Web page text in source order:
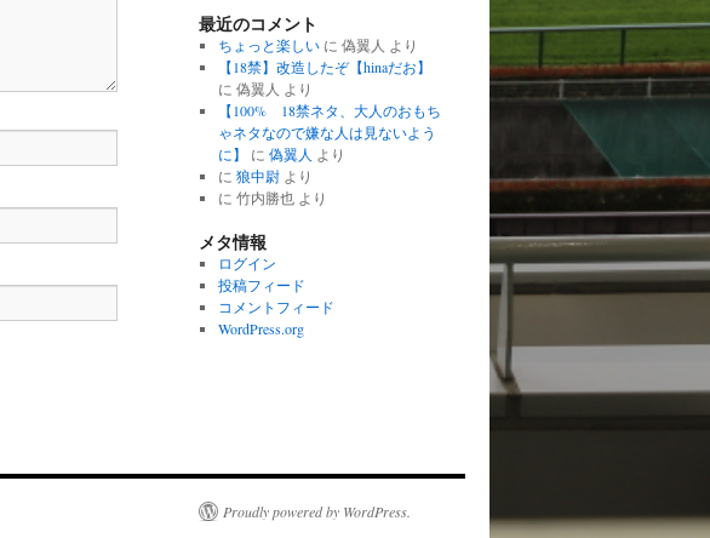
最近のコメント
ちょっと楽しいに 偽翼人 より
【18禁】改造したぞ【hinaだお】
に 偽翼人 より
【100% 18禁ネタ、大人のおもち
ゃネタなので嫌な人は見ないよう
に】
に 偽翼人 より
に 狼中尉より
に 竹内勝也より
メタ情報
ログイン
投稿フィード
コメントフィード
WordPress.org
Proudly powered by WordPress.